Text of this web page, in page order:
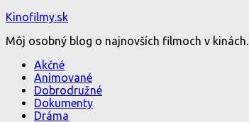
Kinofilmy.sk
Môj osobný blog o najnovších filmoch v kinách.
Akčné
Animované
Dobrodružné
Dokumenty
Dráma